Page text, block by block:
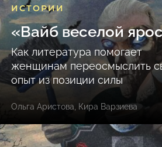
ИСТОРИИ
«Вайб веселой
Как литература помогает
женщинам переосмыслить
опыт из позиции силы
Ольга Аристова Кира Варзиева